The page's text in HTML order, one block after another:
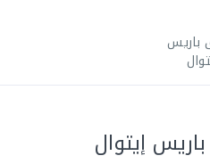
باريس
إيتوال